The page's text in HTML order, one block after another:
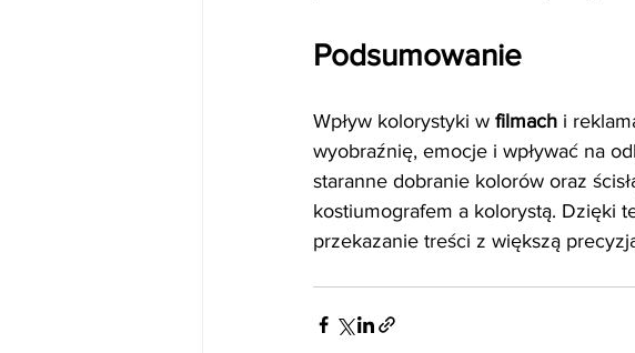
Podsumowanie
Wpływ kolorystyki w filmach i
wyobraźnię, emocje i wpływać na
staranne dobranie kolorów oraz
kostiumografem a kolorystą. Dzięki
przekazanie treści z większą